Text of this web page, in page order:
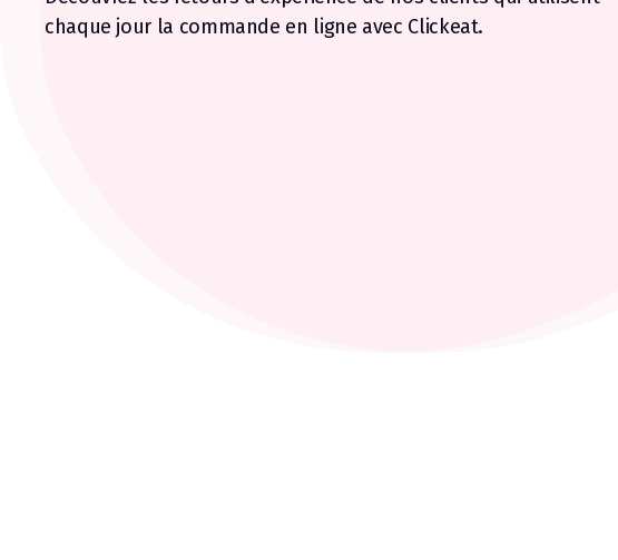
chaque jour la commande en ligne avec Clickeat.